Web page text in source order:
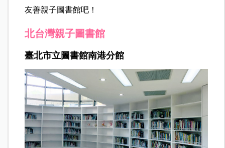
友善親子圖書館吧！
北台灣親子圖書館
臺北市立圖書館南港分館